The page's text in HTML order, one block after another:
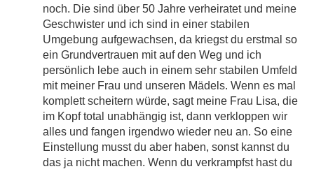
noch. Die sind über 50 Jahre verheiratet und meine
Geschwister und ich sind in einer stabilen
Umgebung aufgewachsen, da kriegst du erstmal so
ein Grundvertrauen mit auf den Weg und ich
persönlich lebe auch in einem sehr stabilen Umfeld
mit meiner Frau und unseren Mädels. Wenn es mal
komplett scheitern würde, sagt meine Frau Lisa, die
im Kopf total unabhängig ist, dann verkloppen wir
alles und fangen irgendwo wieder neu an. So eine
Einstellung musst du aber haben, sonst kannst du
das ja nicht machen. Wenn du verkrampfst hast du